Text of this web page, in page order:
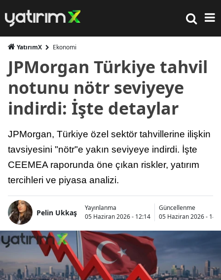
YatırımX Ekonomi
JPMorgan Türkiye tahvil
notunu nötr seviyeye
indirdi: İşte detaylar
JPMorgan, Türkiye özel sektör tahvillerine ilişkin
tavsiyesini "nötr"e yakın seviyeye indirdi. İşte
CEEMEA raporunda öne çıkan riskler, yatırım
tercihleri ve piyasa analizi.
Pelin Ukkaş
Yayınlanma
05 Haziran 2026 - 12:14
Güncellenme
05 Haziran 2026 -